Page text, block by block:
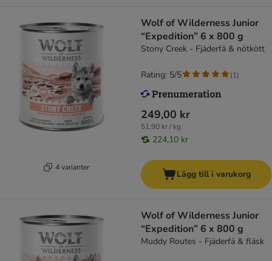
4 varianter
Wolf of Wilderness Junior
“Expedition” 6 x 800 g
Stony Creek - Fjäderfä & nötkött
249,00 kr
51,90 kr / kg
224,10 kr
Rating: 5/5 (1)
Lägg till i varukorg
Wolf of Wilderness Junior
“Expedition” 6 x 800 g
Muddy Routes - Fjäderfä & fläsk